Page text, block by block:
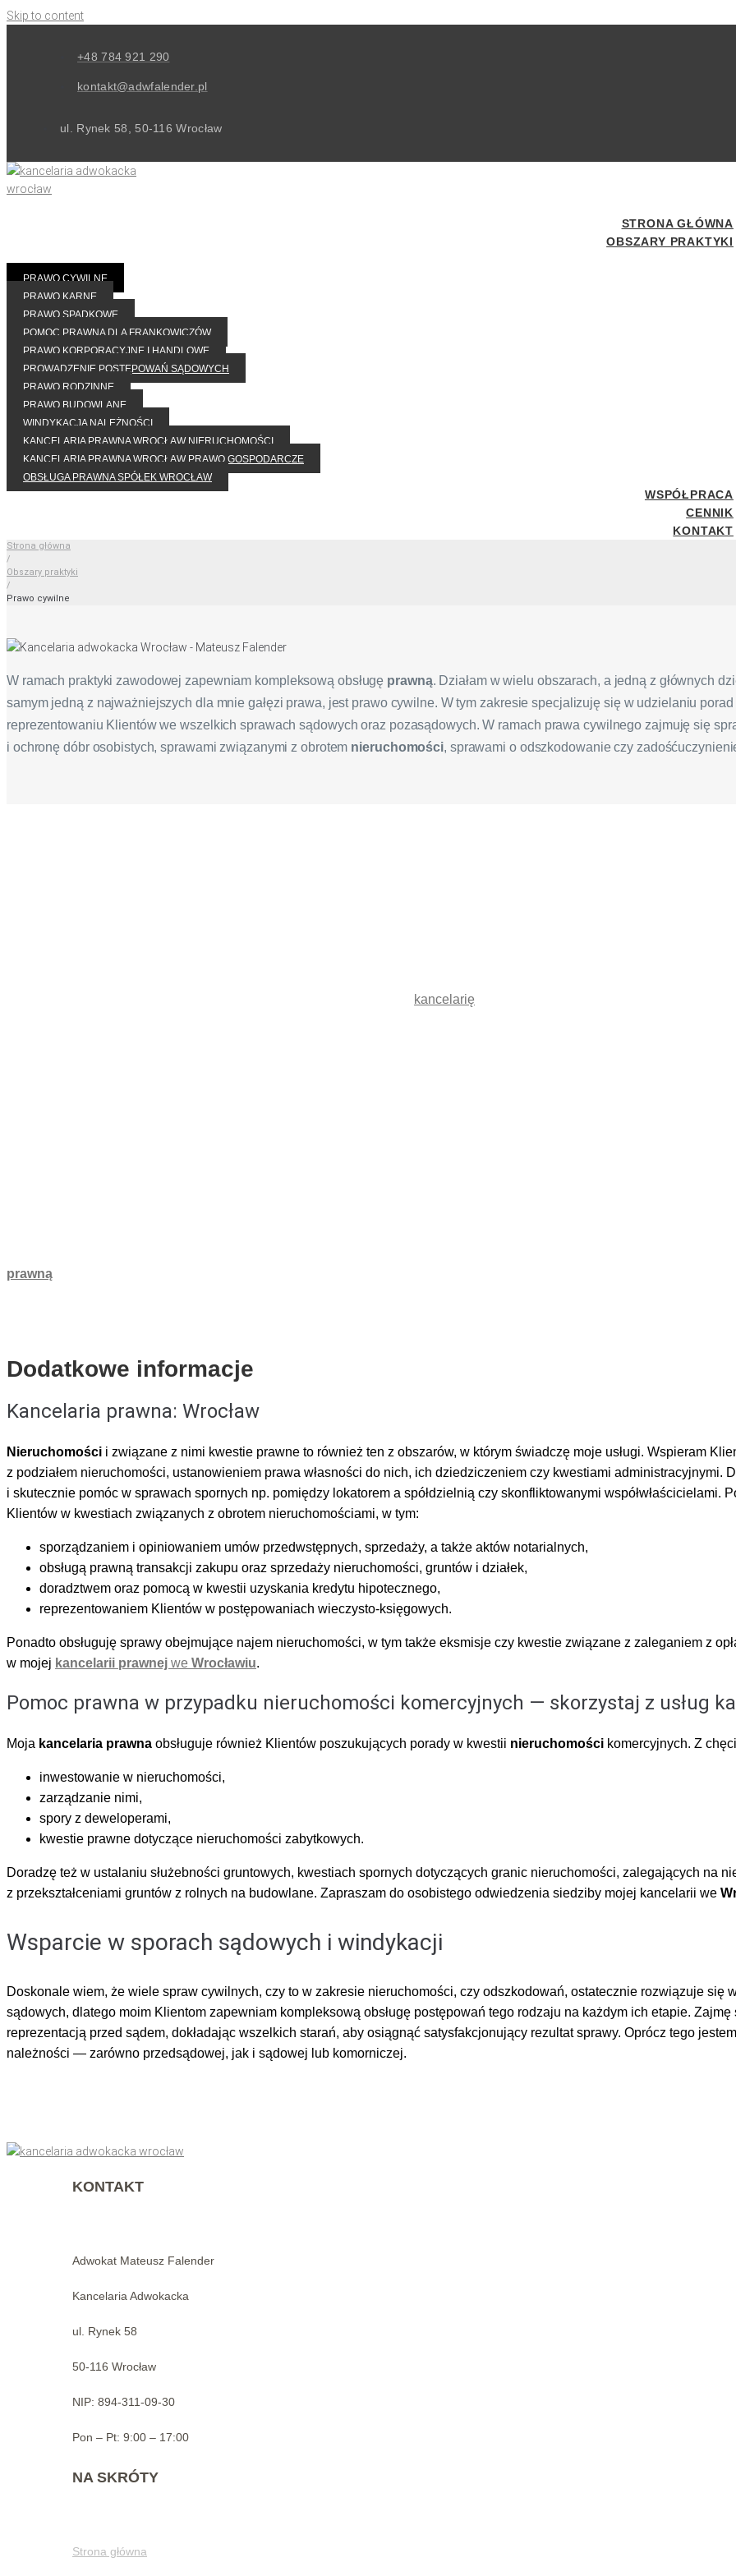
Skip to content
+48 784 921 290
kontakt@adwfalender.pl
ul. Rynek 58, 50-116 Wrocław
STRONA GŁÓWNA
OBSZARY PRAKTYKI
PRAWO CYWILNE
PRAWO KARNE
PRAWO SPADKOWE
POMOC PRAWNA DLA FRANKOWICZÓW
PRAWO KORPORACYJNE I HANDLOWE
PROWADZENIE POSTĘPOWAŃ SĄDOWYCH
PRAWO RODZINNE
PRAWO BUDOWLANE
WINDYKACJA NALEŻNOŚCI
KANCELARIA PRAWNA WROCŁAW NIERUCHOMOŚCI
KANCELARIA PRAWNA WROCŁAW PRAWO GOSPODARCZE
OBSŁUGA PRAWNA SPÓŁEK WROCŁAW
WSPÓŁPRACA
CENNIK
KONTAKT
Strona główna
/
Obszary praktyki
/
Prawo cywilne
W ramach praktyki zawodowej zapewniam kompleksową obsługę prawną. Działam w wielu obszarach, a jedną z głównych
samym jedną z najważniejszych dla mnie gałęzi prawa, jest prawo cywilne. W tym zakresie specjalizuję się w udzielaniu
reprezentowaniu Klientów we wszelkich sprawach sądowych oraz pozasądowych. W ramach prawa cywilnego zajmuję się
i ochronę dóbr osobistych, sprawami związanymi z obrotem nieruchomości, sprawami o odszkodowanie czy
kancelarię
prawną
Dodatkowe informacje
Kancelaria prawna: Wrocław
Nieruchomości i związane z nimi kwestie prawne to również ten z obszarów, w którym świadczę moje usługi. Wspieram
z podziałem nieruchomości, ustanowieniem prawa własności do nich, ich dziedziczeniem czy kwestiami administracyjnymi.
i skutecznie pomóc w sprawach spornych np. pomiędzy lokatorem a spółdzielnią czy skonfliktowanymi współwłaścicielami.
Klientów w kwestiach związanych z obrotem nieruchomościami, w tym:
sporządzaniem i opiniowaniem umów przedwstępnych, sprzedaży, a także aktów notarialnych,
obsługą prawną transakcji zakupu oraz sprzedaży nieruchomości, gruntów i działek,
doradztwem oraz pomocą w kwestii uzyskania kredytu hipotecznego,
reprezentowaniem Klientów w postępowaniach wieczysto-księgowych.
Ponadto obsługuję sprawy obejmujące najem nieruchomości, w tym także eksmisje czy kwestie związane z zaleganiem z
w mojej kancelarii prawnej we Wrocławiu.
Pomoc prawna w przypadku nieruchomości komercyjnych — skorzystaj z usług
Moja kancelaria prawna obsługuje również Klientów poszukujących porady w kwestii nieruchomości komercyjnych. Z
inwestowanie w nieruchomości,
zarządzanie nimi,
spory z deweloperami,
kwestie prawne dotyczące nieruchomości zabytkowych.
Doradzę też w ustalaniu służebności gruntowych, kwestiach spornych dotyczących granic nieruchomości, zalegających na
z przekształceniami gruntów z rolnych na budowlane. Zapraszam do osobistego odwiedzenia siedziby mojej kancelarii we
Wsparcie w sporach sądowych i windykacji
Doskonale wiem, że wiele spraw cywilnych, czy to w zakresie nieruchomości, czy odszkodowań, ostatecznie rozwiązuje się
sądowych, dlatego moim Klientom zapewniam kompleksową obsługę postępowań tego rodzaju na każdym ich etapie.
reprezentacją przed sądem, dokładając wszelkich starań, aby osiągnąć satysfakcjonujący rezultat sprawy. Oprócz tego
należności — zarówno przedsądowej, jak i sądowej lub komorniczej.
KONTAKT
Adwokat Mateusz Falender
Kancelaria Adwokacka
ul. Rynek 58
50-116 Wrocław
NIP: 894-311-09-30
Pon – Pt: 9:00 – 17:00
NA SKRÓTY
Strona główna